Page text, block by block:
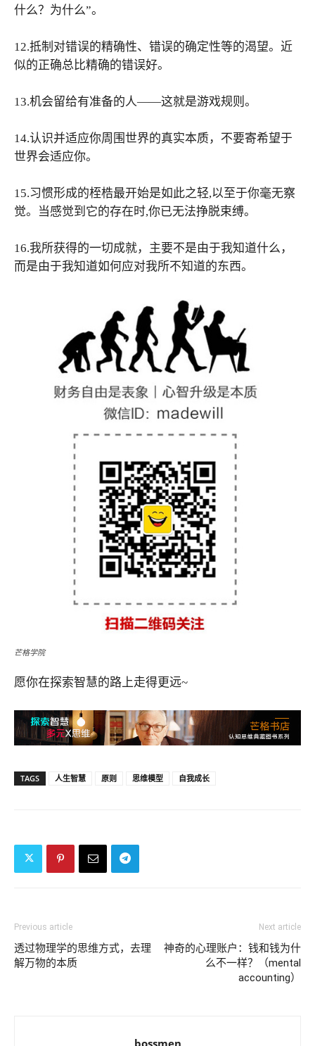
什么？为什么”。
12.抵制对错误的精确性、错误的确定性等的渴望。近
似的正确总比精确的错误好。
13.机会留给有准备的人——这就是游戏规则。
14.认识并适应你周围世界的真实本质，不要寄希望于
世界会适应你。
15.习惯形成的桎梏最开始是如此之轻,以至于你毫无察
觉。当感觉到它的存在时,你已无法挣脱束缚。
16.我所获得的一切成就，主要不是由于我知道什么，
而是由于我知道如何应对我所不知道的东西。
芒格学院
愿你在探索智慧的路上走得更远~
TAGS 人生智慧 原则 思维模型 自我成长
Previous article
透过物理学的思维方式，去理
解万物的本质
Next article
神奇的心理账户：钱和钱为什
么不一样？（mental
accounting）
bossmen